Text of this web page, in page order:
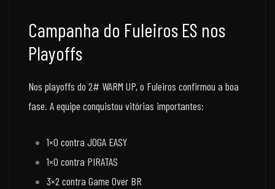
Campanha do Fuleiros ES nos
Playoffs
Nos playoffs do 2# WARM UP, o Fuleiros confirmou a boa
fase. A equipe conquistou vitórias importantes:
1×0 contra JOGA EASY
1×0 contra PIRATAS
3×2 contra Game Over BR